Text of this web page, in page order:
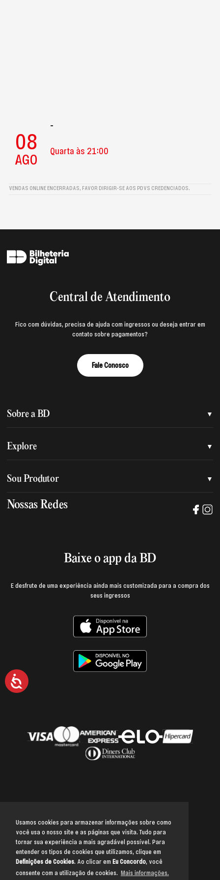
Usamos cookies para armazenar informações sobre como
você usa o nosso site e as páginas que visita. Tudo para
tornar sua experiência a mais agradável possível. Para
entender os tipos de cookies que utilizamos, clique em
Definições de Cookies. Ao clicar em Eu Concordo, você
consente com a utilização de cookies. Mais informações.
Acessibilidade
08
AGO
-
Quarta às 21:00
VENDAS ONLINE ENCERRADAS, FAVOR DIRIGIR-SE AOS PDVS CREDENCIADOS.
Central de Atendimento
Fico com dúvidas, precisa de ajuda com ingressos ou deseja entrar em
contato sobre pagamentos?
Fale Conosco
Sobre a BD
Quem somos
Política de privacidade
Explore
Assessoria de imprensa
Trabalhe na BD
Sou Produtor
Manual de mídia e da marca BD
Nossas Redes
Baixe o app da BD
E desfrute de uma experiência ainda mais customizada para a compra dos
seus ingressos
Voltar para o topo